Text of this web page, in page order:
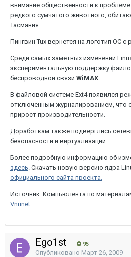
внимание общественности к проблеме
редкого сумчатого животного,
Тасмания.
Пингвин Tux вернется на логотип ОС с
Среди самых заметных изменений
экспериментальную поддержку
беспроводной связи WiMAX.
В файловой системе Ext4 появился
отключенным журналированием, что
прирост производительности.
Доработкам также подверглись
безопасности и виртуализации.
Более подробную информацию об
здесь. Скачать новую версию ядра
официального сайта проекта.
Источник: Компьюлента по
Vnunet.
Ego1st 95
Опубликовано Март 26, 2009